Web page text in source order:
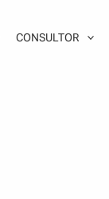
CONSULTOR